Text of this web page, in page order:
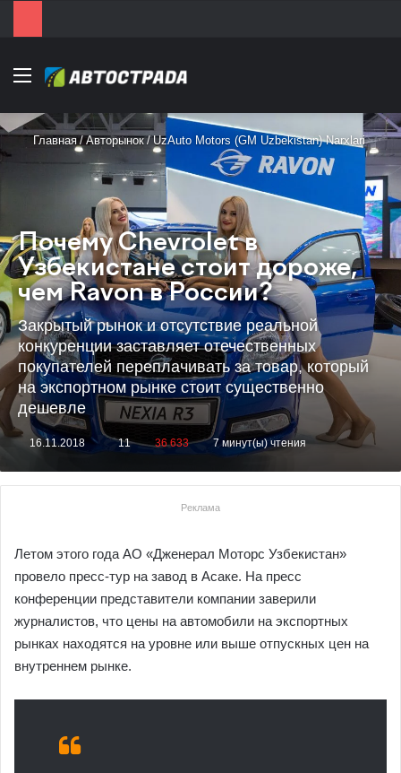
Menu
Главная / Авторынок / UzAuto Motors (GM Uzbekistan) Narxlari
Почему Chevrolet в
Узбекистане стоит дороже,
чем Ravon в России?
Закрытый рынок и отсутствие реальной
конкуренции заставляет отечественных
покупателей переплачивать за товар, который
на экспортном рынке стоит существенно
дешевле
16.11.2018 11 36 633 7 минут(ы) чтения
Реклама
Летом этого года АО «Дженерал Моторс Узбекистан»
провело пресс-тур на завод в Асаке. На пресс
конференции представители компании заверили
журналистов, что цены на автомобили на экспортных
рынках находятся на уровне или выше отпускных цен на
внутреннем рынке.